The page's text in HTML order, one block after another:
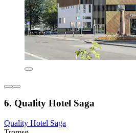
6. Quality Hotel Saga
Quality Hotel Saga